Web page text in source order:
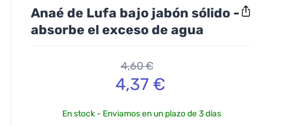
Anaé de Lufa bajo jabón sólido -
absorbe el exceso de agua
4,60 €
4,37 €
En stock - Enviamos en un plazo de 3 días